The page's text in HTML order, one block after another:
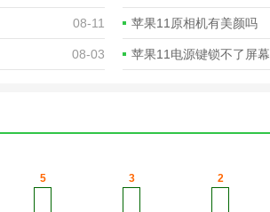
08-11 苹果11原相机有美颜吗
08-03 苹果11电源键锁不了屏幕
5 3 2